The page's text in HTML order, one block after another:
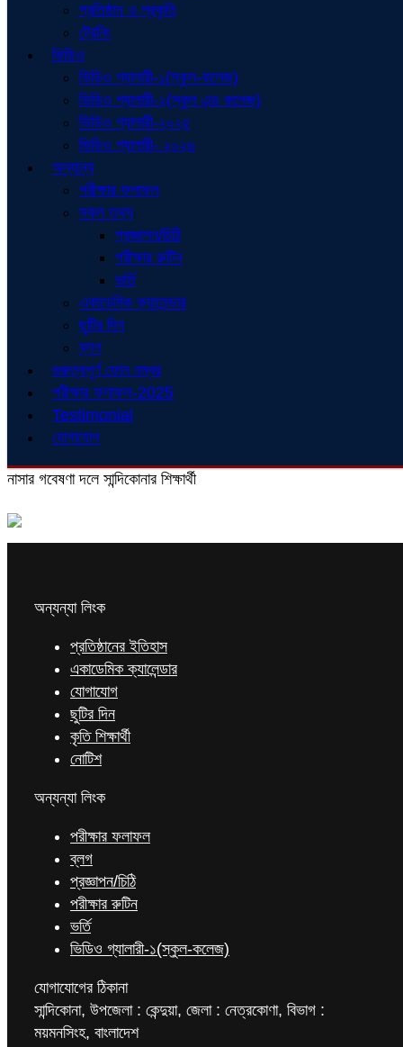
প্রতিষ্ঠান ও প্রকৃতি
ট্রেনিং
ভিডিও
ভিডিও গ্যালারী-১(স্কুল-কলেজ)
ভিডিও গ্যালারী-২(স্কুল এন্ড কলেজ)
ভিডিও গ্যালারী-২০২৫
ভিডিও গ্যালারী- ২০২৬
অন্যান্য
পরীক্ষার ফলাফল
সকল তথ্য
প্রজ্ঞাপন/চিঠি
পরীক্ষার রুটিন
ভর্তি
একাডেমিক ক্যালেন্ডার
ছুটির দিন
ব্লগ
গুরুত্বপূর্ণ ফোন নম্বর
পরীক্ষার ফলাফল-2025
Testimonial
যোগাযোগ
নাসার গবেষণা দলে সান্দিকোনার শিক্ষার্থী
অন্যন্যা লিংক
প্রতিষ্ঠানের ইতিহাস
একাডেমিক ক্যালেন্ডার
যোগাযোগ
ছুটির দিন
কৃতি শিক্ষার্থী
নোটিশ
অন্যন্যা লিংক
পরীক্ষার ফলাফল
ব্লগ
প্রজ্ঞাপন/চিঠি
পরীক্ষার রুটিন
ভর্তি
ভিডিও গ্যালারী-১(স্কুল-কলেজ)
যোগাযোগের ঠিকানা
সান্দিকোনা, উপজেলা : কেন্দুয়া, জেলা : নেত্রকোণা, বিভাগ :
ময়মনসিংহ, বাংলাদেশ